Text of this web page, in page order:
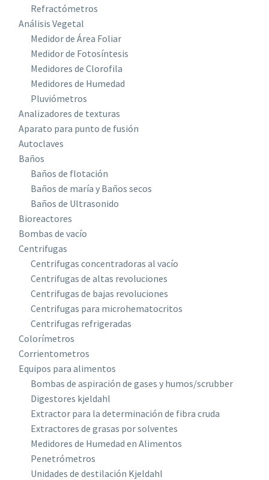
Refractómetros
Análisis Vegetal
Medidor de Área Foliar
Medidor de Fotosíntesis
Medidores de Clorofila
Medidores de Humedad
Pluviómetros
Analizadores de texturas
Aparato para punto de fusión
Autoclaves
Baños
Baños de flotación
Baños de maría y Baños secos
Baños de Ultrasonido
Bioreactores
Bombas de vacío
Centrifugas
Centrifugas concentradoras al vacío
Centrifugas de altas revoluciones
Centrifugas de bajas revoluciones
Centrifugas para microhematocritos
Centrifugas refrigeradas
Colorímetros
Corrientometros
Equipos para alimentos
Bombas de aspiración de gases y humos/scrubber
Digestores kjeldahl
Extractor para la determinación de fibra cruda
Extractores de grasas por solventes
Medidores de Humedad en Alimentos
Penetrómetros
Unidades de destilación Kjeldahl